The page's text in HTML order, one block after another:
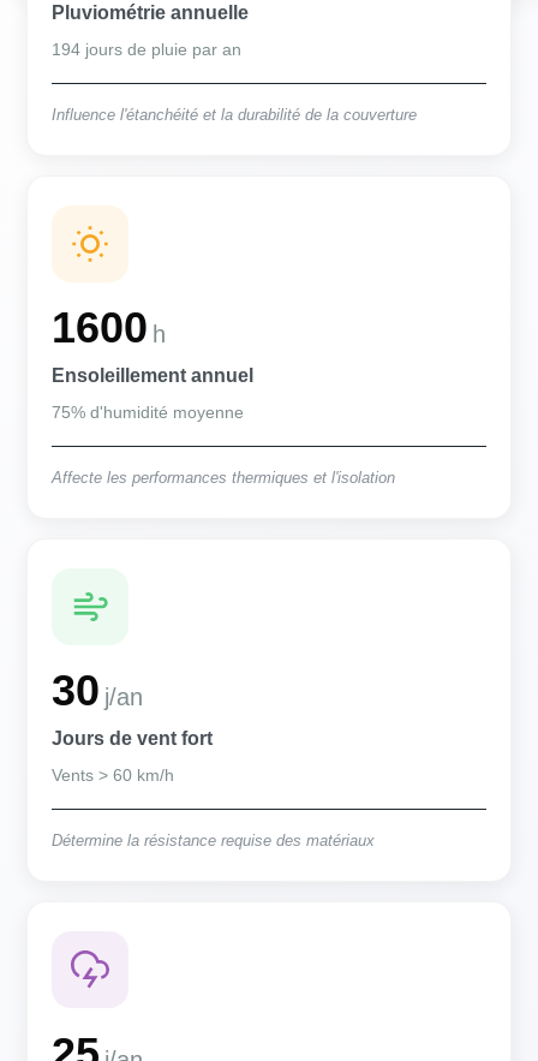
Pluviométrie annuelle
194 jours de pluie par an
Influence l'étanchéité et la durabilité de la couverture
1600 h
Ensoleillement annuel
75% d'humidité moyenne
Affecte les performances thermiques et l'isolation
30 j/an
Jours de vent fort
Vents > 60 km/h
Détermine la résistance requise des matériaux